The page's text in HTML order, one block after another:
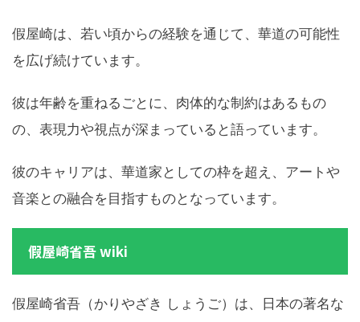
假屋崎は、若い頃からの経験を通じて、華道の可能性
を広げ続けています。
彼は年齢を重ねるごとに、肉体的な制約はあるもの
の、表現力や視点が深まっていると語っています。
彼のキャリアは、華道家としての枠を超え、アートや
音楽との融合を目指すものとなっています。
假屋崎省吾 wiki
假屋崎省吾（かりやざき しょうご）は、日本の著名な